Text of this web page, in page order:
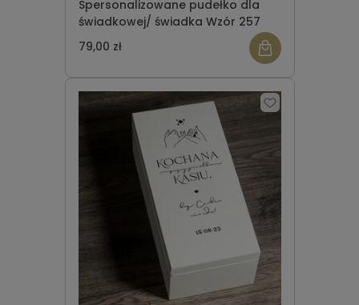
Spersonalizowane pudełko dla
świadkowej/ świadka Wzór 257
79,00 zł